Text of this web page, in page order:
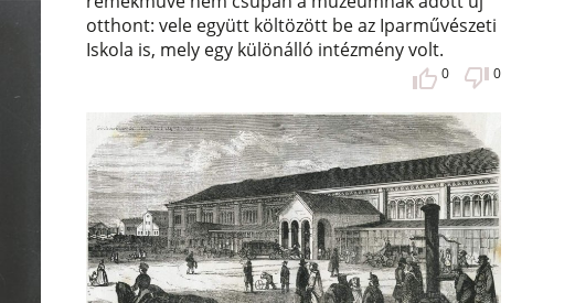
otthont: vele együtt költözött be az Iparművészeti
Iskola is, mely egy különálló intézmény volt.
0 0